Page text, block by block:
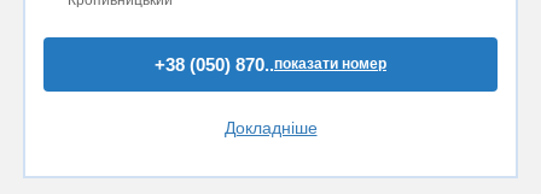
+38 (050) 870..показати номер
Докладніше